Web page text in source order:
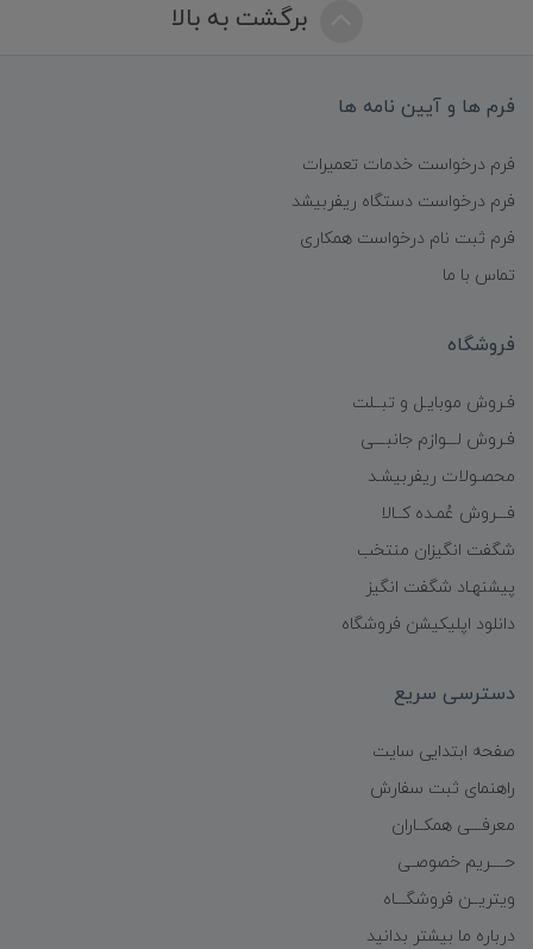
برگشت به بالا
فرم ها و آیین نامه ها
فرم درخواست خدمات تعمیرات
فرم درخواست دستگاه ریفربیشد
فرم ثبت نام درخواست همکاری
تماس با ما
فروشگاه
فـروش موبایـل و تبــلت
فـروش لـــوازم جانبـــی
محصـولات ریفربیشـد
فـــروش عُمـده کــالا
شگفت انگیزان منتخب
پیشنهـاد شگفت انگیز
دانلود اپلیکیشن فروشگاه
دسترسی سریع
صفحه ابتدایی سایت
راهنمای ثبت سفارش
معرفـــی همکــاران
حــــریم خصوصـی
ویتریــن فروشگـــاه
درباره ما بیشتر بدانید